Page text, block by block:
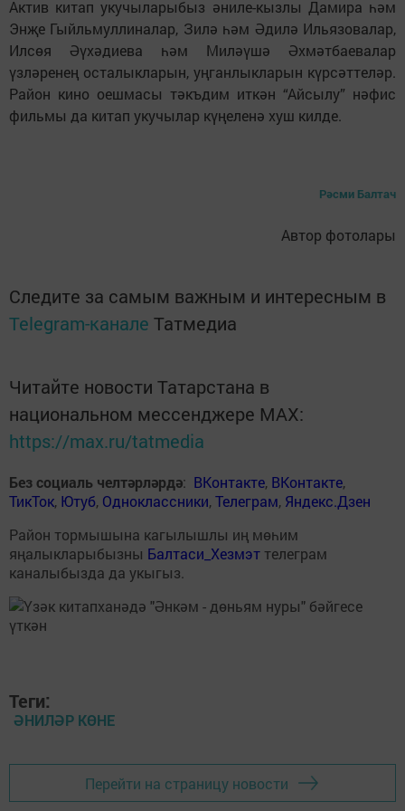
Актив китап укучыларыбыз әниле-кызлы Дамира һәм
Энҗе Гыйльмуллиналар, Зилә һәм Әдилә Ильязовалар,
Илсөя Әүхәдиева һәм Миләүшә Әхмәтбаевалар
үзләренең осталыкларын, уңганлыкларын күрсәттеләр.
Район кино оешмасы тәкъдим иткән “Айсылу” нәфис
фильмы да китап укучылар күңеленә хуш килде.
Рәсми Балтач
Автор фотолары
Следите за самым важным и интересным в
Telegram-канале Татмедиа
Читайте новости Татарстана в
национальном мессенджере MАХ:
https://max.ru/tatmedia
Без социаль челтәрләрдә: ВКонтакте, ВКонтакте,
ТикТок, Ютуб, Одноклассники,Телеграм, Яндекс.Дзен
Район тормышына кагылышлы иң мөһим
яңалыкларыбызны Балтаси_Хезмэт телеграм
каналыбызда да укыгыз.
Теги:
ӘНИЛӘР КӨНЕ
Перейти на страницу новости